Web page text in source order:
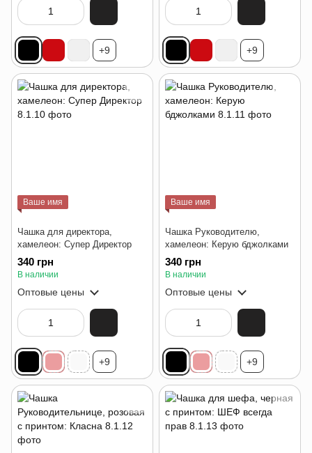
+9 +9
Ваше имя
Чашка для директора,
хамелеон: Супер Директор
340 грн
В наличии
Оптовые цены
+9
Ваше имя
Чашка Руководителю,
хамелеон: Керую бджолками
340 грн
В наличии
Оптовые цены
+9